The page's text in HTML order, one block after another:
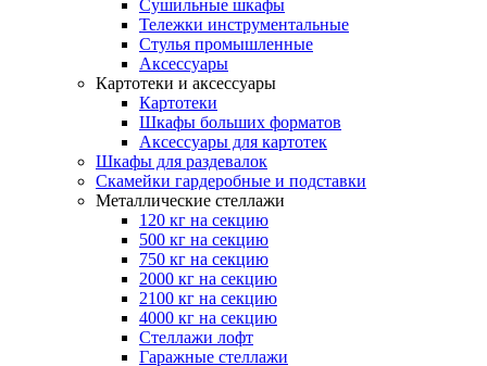
Сушильные шкафы
Тележки инструментальные
Стулья промышленные
Аксессуары
Картотеки и аксессуары
Картотеки
Шкафы больших форматов
Аксессуары для картотек
Шкафы для раздевалок
Скамейки гардеробные и подставки
Металлические стеллажи
120 кг на секцию
500 кг на секцию
750 кг на секцию
2000 кг на секцию
2100 кг на секцию
4000 кг на секцию
Стеллажи лофт
Гаражные стеллажи